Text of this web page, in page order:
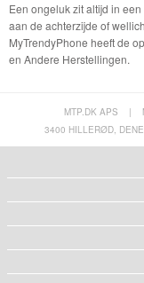
Een ongeluk zit altijd in
aan de achterzijde of
MyTrendyPhone heeft de
en Andere Herstellingen.
MTP.DK APS |
3400 HILLERØD,